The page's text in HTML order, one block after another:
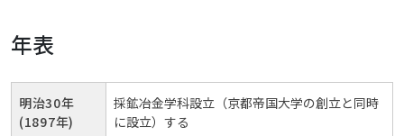
年表
明治30年
(1897年)
採鉱冶金学科設立（京都帝国大学の創立と同時
に設立）する